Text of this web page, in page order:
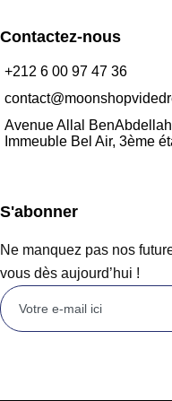
Contactez-nous
+212 6 00 97 47 36
Avenue Allal
Immeuble Bel Air, 3ème
S'abonner
Ne manquez pas nos
vous dès aujourd’hui !